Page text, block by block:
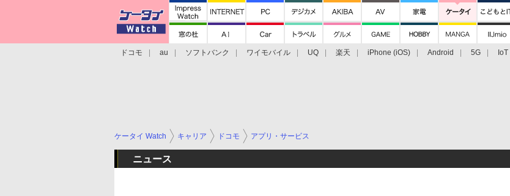
ドコモ au ソフトバンク ワイモバイル UQ 楽天 iPhone (iOS) Android 5G IoT
ケータイ Watch キャリア ドコモ アプリ・サービス
ニュース